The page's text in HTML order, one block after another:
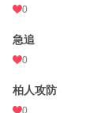
0
急追
0
柏人攻防
0